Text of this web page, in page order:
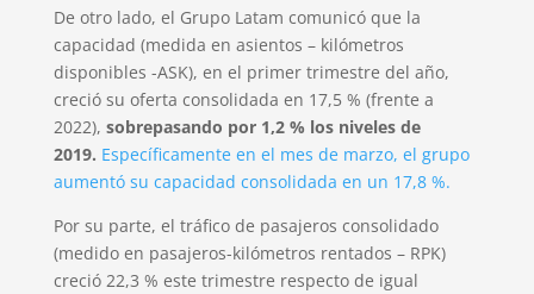
De otro lado, el Grupo Latam comunicó que la
capacidad (medida en asientos – kilómetros
disponibles -ASK), en el primer trimestre del año,
creció su oferta consolidada en 17,5 % (frente a
2022), sobrepasando por 1,2 % los niveles de
2019. Específicamente en el mes de marzo, el grupo
aumentó su capacidad consolidada en un 17,8 %.
Por su parte, el tráfico de pasajeros consolidado
(medido en pasajeros-kilómetros rentados – RPK)
creció 22,3 % este trimestre respecto de igual